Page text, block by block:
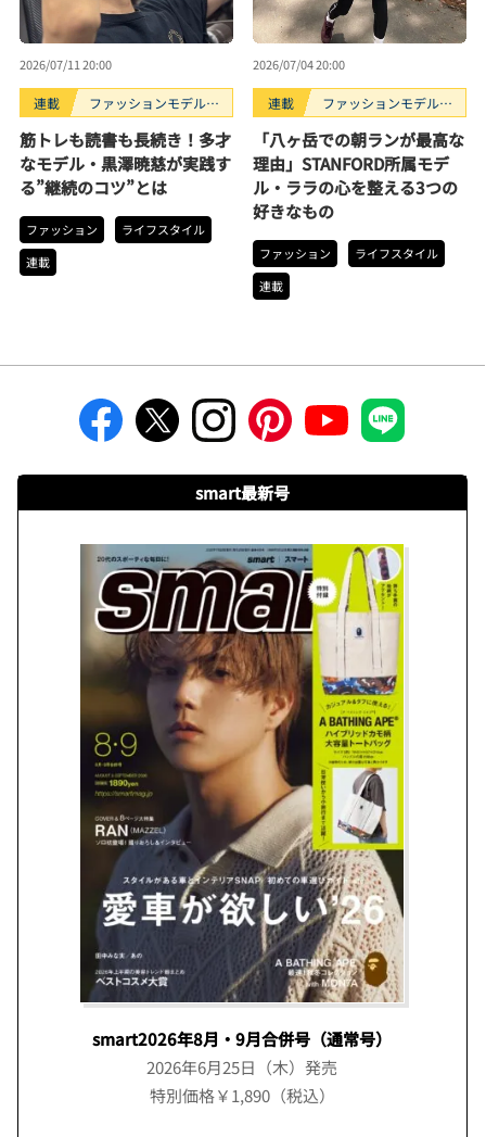
2026/07/11 20:00
連載
ファッションモデルの
筋トレも読書も長続き！多才
なモデル・黒澤暁慈が実践す
る”継続のコツ”とは
ファッション
ライフスタイル
連載
2026/07/04 20:00
連載
ファッションモデルの
「八ヶ岳での朝ランが最高な
理由」STANFORD所属モデ
ル・ララの心を整える3つの
好きなもの
ファッション
ライフスタイル
連載
smart最新号
smart2026年8月・9月合併号（通常号）
2026年6月25日（木）発売
特別価格￥1,890（税込）